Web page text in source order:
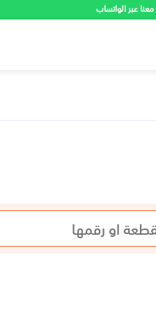
عبر الواتساب